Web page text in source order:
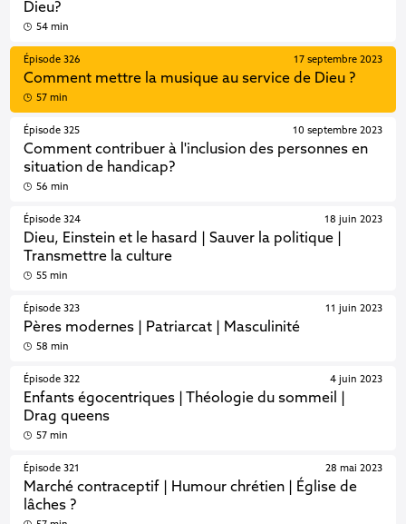
Dieu?
54 min
Épisode 326
Comment mettre la musique au service de Dieu ?
17 septembre 2023
57 min
Épisode 325
Comment contribuer à l'inclusion des personnes en
situation de handicap?
10 septembre 2023
56 min
Épisode 324
Dieu, Einstein et le hasard | Sauver la politique |
Transmettre la culture
18 juin 2023
55 min
Épisode 323
Pères modernes | Patriarcat | Masculinité
11 juin 2023
58 min
Épisode 322
Enfants égocentriques | Théologie du sommeil |
Drag queens
4 juin 2023
57 min
Épisode 321
Marché contraceptif | Humour chrétien | Église de
lâches ?
28 mai 2023